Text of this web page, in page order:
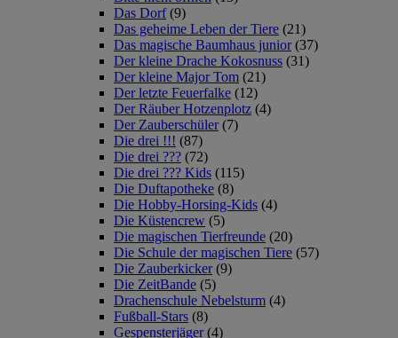
Das Dorf (9)
Das geheime Leben der Tiere (21)
Das magische Baumhaus junior (37)
Der kleine Drache Kokosnuss (31)
Der kleine Major Tom (21)
Der letzte Feuerfalke (12)
Der Räuber Hotzenplotz (4)
Der Zauberschüler (7)
Die drei !!! (87)
Die drei ??? (72)
Die drei ??? Kids (115)
Die Duftapotheke (8)
Die Hobby-Horsing-Kids (4)
Die Küstencrew (5)
Die magischen Tierfreunde (20)
Die Schule der magischen Tiere (57)
Die Zauberkicker (9)
Die ZeitBande (5)
Drachenschule Nebelsturm (4)
Fußball-Stars (8)
Gespensterjäger (4)